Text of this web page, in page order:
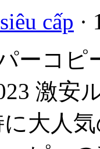
cấp ·
ーコ
激安
に大人